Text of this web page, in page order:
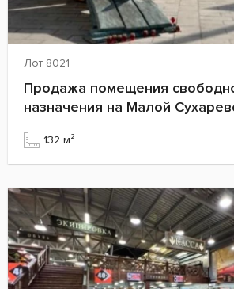
Лот 8021
Продажа помещения
назначения на Малой
132 м²